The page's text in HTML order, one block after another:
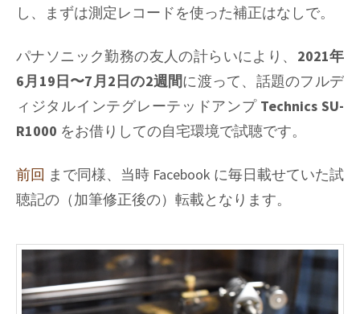
ィ
フ
ォ
ノ
コ
(補
正
し、まずは測定レコードを使った補正はなしで。
パナソニック勤務の友人の計らいにより、 2021年
6月19日〜7月2日の2週間に渡って、話題のフルデ
ィジタルインテグレーテッドアンプ Technics SU-
R1000 をお借りしての自宅環境で試聴です。
前回 まで同様、当時 Facebook に毎日載せていた試
聴記の（加筆修正後の）転載となります。